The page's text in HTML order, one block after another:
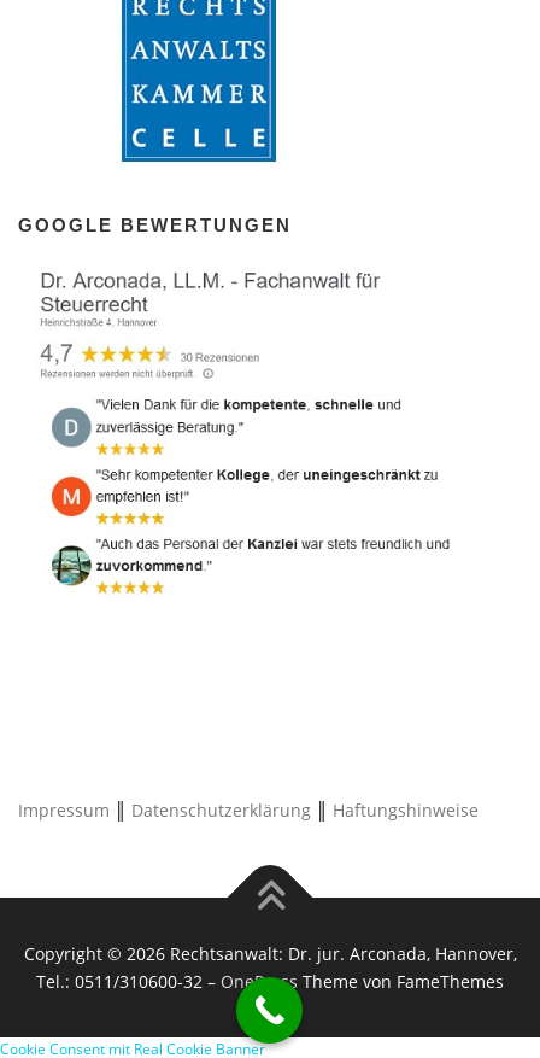
GOOGLE BEWERTUNGEN
Impressum Datenschutzerklärung Haftungshinweise
Copyright © 2026 Rechtsanwalt: Dr. jur. Arconada, Hannover,
Tel.: 0511/310600-32 – OnePress Theme von FameThemes
Cookie Consent mit Real Cookie Banner